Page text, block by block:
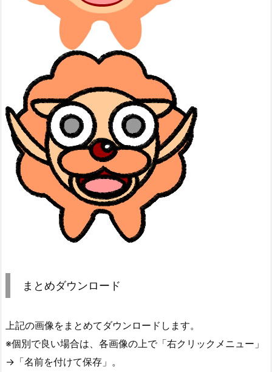
まとめダウンロード
上記の画像をまとめてダウンロードします。
※個別で良い場合は、各画像の上で「右クリックメニュー」
→「名前を付けて保存」。